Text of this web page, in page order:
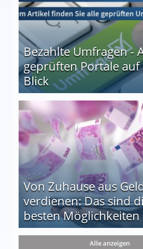
Bezahlte Umfragen -
geprüften Portale auf
Blick
auf einen Blick
Von Zuhause aus
verdienen: Das sind
besten Möglichkeiten
die 15 besten Möglichkeiten
Alle anzeigen